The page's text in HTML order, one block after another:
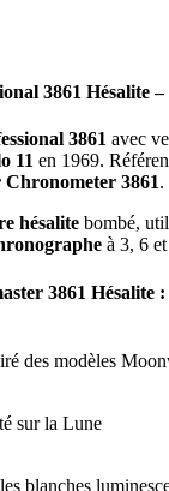
3861 Hésalite
3861 avec
11 en 1969.
3861.
hésalite bombé,
à 3, 6
3861 Hésalite :
des modèles
sur la Lune
blanches